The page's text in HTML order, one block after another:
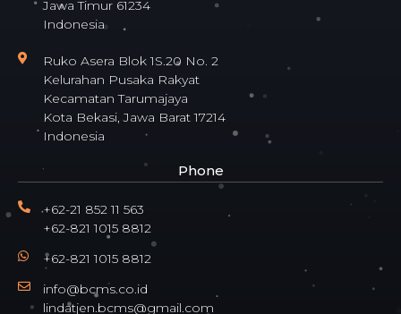
Jawa Timur 61234
Indonesia
Ruko Asera Blok 1S.20 No. 2
Kelurahan Pusaka Rakyat
Kecamatan Tarumajaya
Kota Bekasi, Jawa Barat 17214
Indonesia
Phone
+62-21 852 11 563
+62-821 1015 8812
+62-821 1015 8812
info@bcms.co.id
lindatjen.bcms@gmail.com